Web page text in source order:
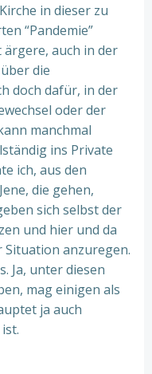
in dieser zu
“Pandemie”
auch in der
die
doch dafür, in der
oder der
manchmal
ins Private
ich, aus den
die gehen,
sich selbst der
und hier und da
anzuregen.
Ja, unter diesen
mag einigen als
ja auch